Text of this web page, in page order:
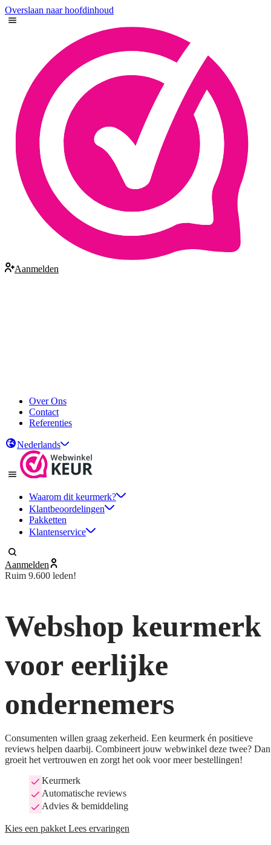
Overslaan naar hoofdinhoud
Aanmelden
Over Ons
Contact
Referenties
Nederlands
Waarom dit keurmerk?
Klantbeoordelingen
Pakketten
Klantenservice
Aanmelden
Ruim 9.600 leden!
Webshop keurmerk
voor eerlijke
ondernemers
Consumenten willen graag zekerheid. Een keurmerk én positieve
reviews helpen daarbij. Combineert jouw webwinkel deze twee? Dan
groeit het vertrouwen en zorgt het ook voor meer bestellingen!
Keurmerk
Automatische reviews
Advies & bemiddeling
Kies een pakket Lees ervaringen